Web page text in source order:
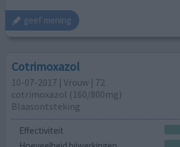
geef mening
Cotrimoxazol
10-07-2017 | Vrouw | 72
cotrimoxazol (160/800mg)
Blaasontsteking
Effectiviteit